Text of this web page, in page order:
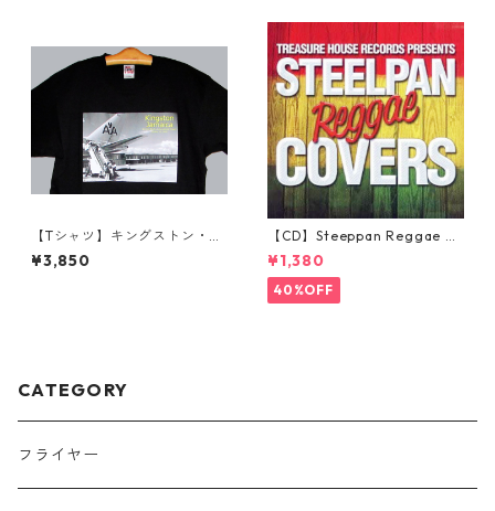
【Tシャツ】キングストン・ノ
ーマン・マンレー国際空港シ
リーズ
¥3,850
【CD】Steeppan Reggae Co
vers
¥1,380
40%OFF
CATEGORY
フライヤー